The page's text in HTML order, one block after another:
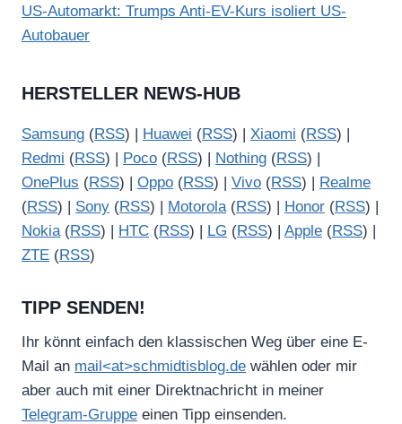
US-Automarkt: Trumps Anti-EV-Kurs isoliert US-
Autobauer
HERSTELLER NEWS-HUB
Samsung (RSS) | Huawei (RSS) | Xiaomi (RSS) |
Redmi (RSS) | Poco (RSS) | Nothing (RSS) |
OnePlus (RSS) | Oppo (RSS) | Vivo (RSS) |
Realme
(RSS) | Sony (RSS) | Motorola(RSS) | Honor (RSS) |
Nokia(RSS) | HTC (RSS) | LG (RSS) | Apple (RSS) |
ZTE (RSS)
TIPP SENDEN!
Ihr könnt einfach den klassischen Weg über eine E-
Mail an mail<at>schmidtisblog.de wählen oder mir
aber auch mit einer Direktnachricht in meiner
Telegram-Gruppe einen Tipp einsenden.